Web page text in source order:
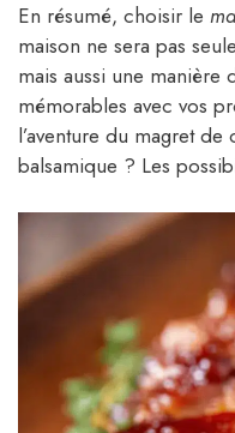
En résumé, choisir le
maison ne sera pas
mais aussi une manière
mémorables avec vos
l’aventure du magret
balsamique ? Les